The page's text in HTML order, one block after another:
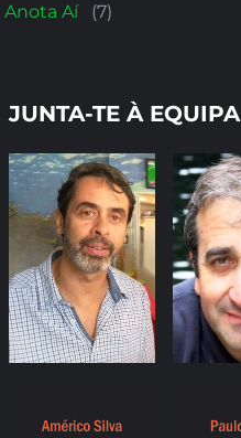
Anota Aí(7)
JUNTA-TE À EQUIPA